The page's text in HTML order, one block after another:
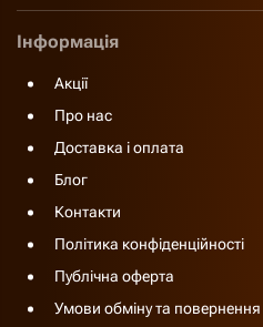
Інформація
Акції
Про нас
Доставка і оплата
Блог
Контакти
Політика конфіденційності
Публічна оферта
Умови обміну та повернення